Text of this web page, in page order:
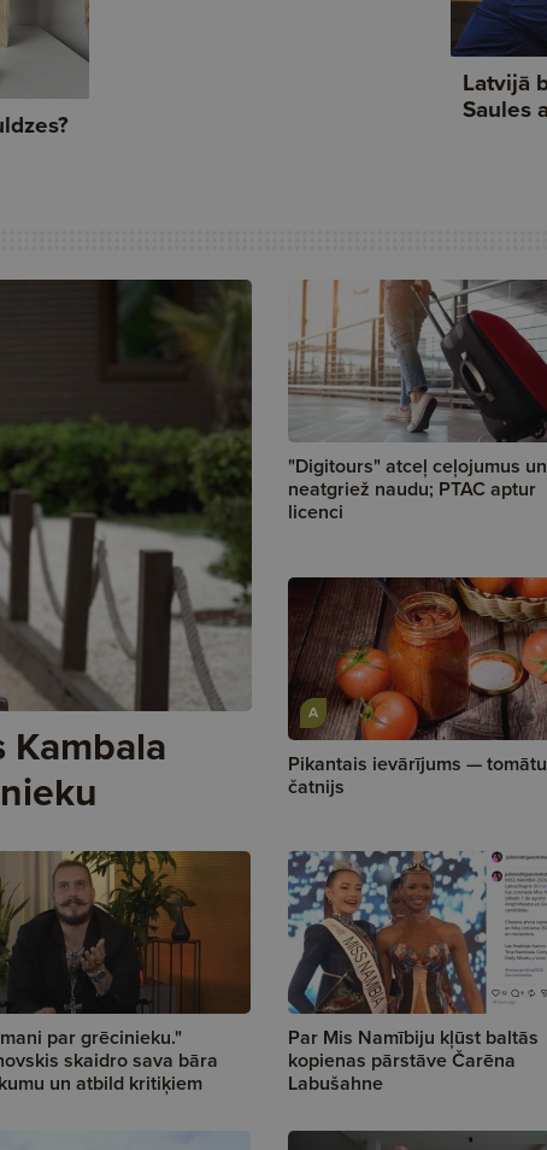
Kambala
"Digitours" atceļ ceļojumus un
neatgriež naudu; PTAC aptur
licenci
A
Pikantais ievārījums — tomātu
čatnijs
par grēcinieku."
skaidro sava bāra
un atbild kritiķiem
Par Mis Namībiju kļūst baltās
kopienas pārstāve Čarēna
Labušahne